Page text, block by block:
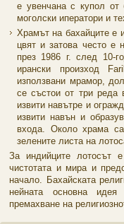
е увенчана с купол
моголски иператори и
Храмът на бахайците е
цвят и затова често е
през 1986 г. след 10-
ирански произход
използвани мрамор,
се състои от три реда
извити навътре и
извити навън и
входа. Около храма
зелените листа на
За индийците лотосът
чистотата и мира и
начало. Бахайската
нейната основна
премахване на